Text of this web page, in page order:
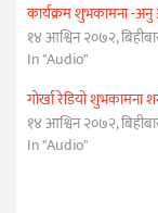
कार्यक्रम शुभकामना -अनु
१४ आश्विन २०७२,
In "Audio"
गोर्खा रेडियो शुभकामना
१४ आश्विन २०७२,
In "Audio"